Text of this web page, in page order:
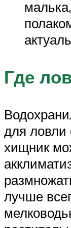
Где
для ловли
хищник
лучше